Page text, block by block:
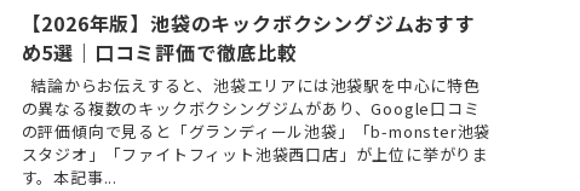
【2026年版】池袋のキックボクシングジムおすす
め5選｜口コミ評価で徹底比較
結論からお伝えすると、池袋エリアには池袋駅を中心に特色
の異なる複数のキックボクシングジムがあり、Google口コミ
の評価傾向で見ると「グランディール池袋」「b-monster池袋
スタジオ」「ファイトフィット池袋西口店」が上位に挙がりま
す。本記事...